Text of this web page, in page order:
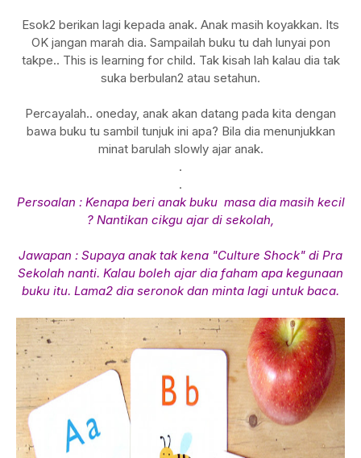
Esok2 berikan lagi kepada anak. Anak masih koyakkan. Its
OK jangan marah dia. Sampailah buku tu dah lunyai pon
takpe.. This is learning for child. Tak kisah lah kalau dia tak
suka berbulan2 atau setahun.
Percayalah.. oneday, anak akan datang pada kita dengan
bawa buku tu sambil tunjuk ini apa? Bila dia menunjukkan
minat barulah slowly ajar anak.
.
.
Persoalan : Kenapa beri anak buku masa dia masih kecil
? Nantikan cikgu ajar di sekolah,
Jawapan : Supaya anak tak kena "Culture Shock" di Pra
Sekolah nanti. Kalau boleh ajar dia faham apa kegunaan
buku itu. Lama2 dia seronok dan minta lagi untuk baca.